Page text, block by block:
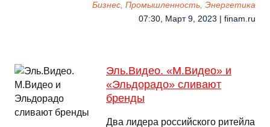
Бизнес, Промышленность, Энергетика
07:30, Март 9, 2023 | finam.ru
Эль.Видео. «М.Видео» и
«Эльдорадо» сливают
бренды
Два лидера российского ритейла